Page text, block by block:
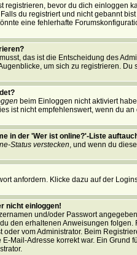
registrieren, bevor du dich einloggen
du registriert und nicht gebannt
eine fehlerhafte
das ist die Entscheidung des
um sich zu registrieren. Du
beim Einloggen nicht aktiviert
ist nicht empfehlenswert, wenn du
in der 'Wer ist online?'-Liste
Status verstecken, und wenn du
anfordern. Klicke dazu auf der
nicht einloggen!
und/oder Passwort
den erhaltenen Anweisungen
vom Administrator. Beim
Mail-Adresse korrekt war. Ein